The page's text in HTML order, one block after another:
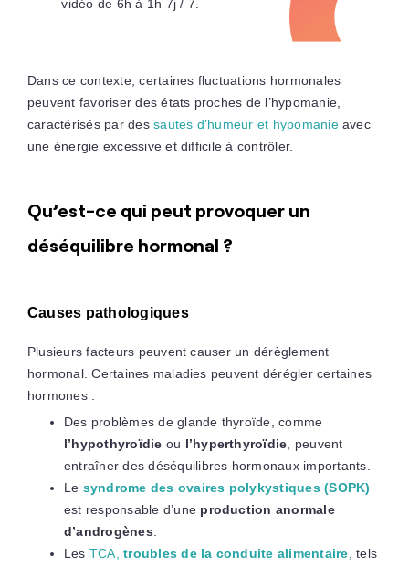
vidéo de 6h à 1h 7j / 7.
Dans ce contexte, certaines fluctuations hormonales
peuvent favoriser des états proches de l’hypomanie,
caractérisés par dessautes d’humeur et hypomanieavec
une énergie excessive et difficile à contrôler.
Qu’est-ce qui peut provoquer un
déséquilibre hormonal ?
Causes pathologiques
Plusieurs facteurs peuvent causer un dérèglement
hormonal. Certaines maladies peuvent dérégler certaines
hormones :
Des problèmes de glande thyroïde, comme
l’hypothyroïdie ou l’hyperthyroïdie , peuvent
entraîner des déséquilibres hormonaux importants.
Le syndrome des ovaires polykystiques (SOPK)
est responsable d’une production anormale
d’androgènes
Les TCA,troubles de la conduite alimentaire , tels